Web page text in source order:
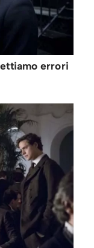
errori